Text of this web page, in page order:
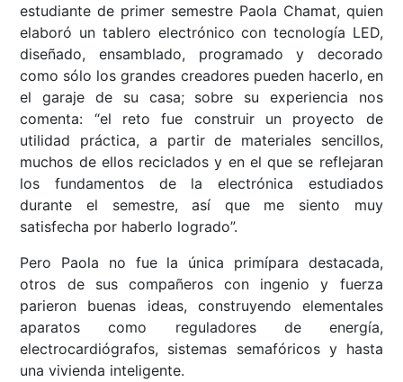
estudiante de primer semestre Paola Chamat, quien
elaboró un tablero electrónico con tecnología LED,
diseñado, ensamblado, programado y decorado
como sólo los grandes creadores pueden hacerlo, en
el garaje de su casa; sobre su experiencia nos
comenta: “el reto fue construir un proyecto de
utilidad práctica, a partir de materiales sencillos,
muchos de ellos reciclados y en el que se reflejaran
los fundamentos de la electrónica estudiados
durante el semestre, así que me siento muy
satisfecha por haberlo logrado”.
Pero Paola no fue la única primípara destacada,
otros de sus compañeros con ingenio y fuerza
parieron buenas ideas, construyendo elementales
aparatos como reguladores de energía,
electrocardiógrafos, sistemas semafóricos y hasta
una vivienda inteligente.